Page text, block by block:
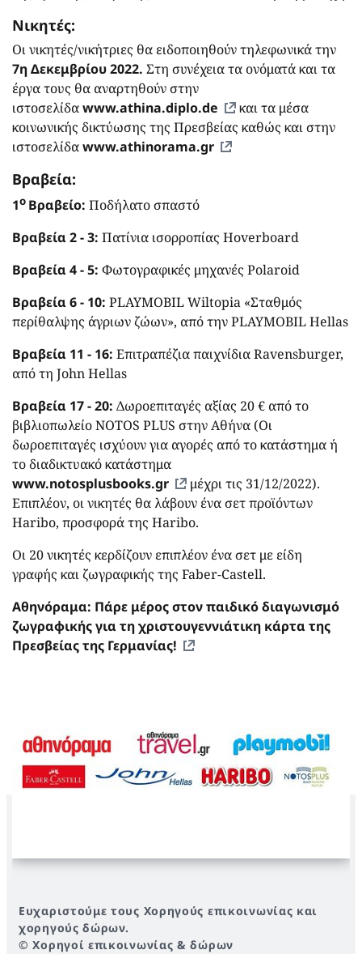
Νικητές:
Οι νικητές/νικήτριες θα ειδοποιηθούν τηλεφωνικά την
7η Δεκεμβρίου 2022. Στη συνέχεια τα ονόματά και τα
έργα τους θα αναρτηθούν στην
ιστοσελίδαwww.athina.diplo.de
και τα μέσα
κοινωνικής δικτύωσης της Πρεσβείας καθώς και στην
ιστοσελίδαwww.athinorama.gr
Βραβεία:
1ο Βραβείο: Ποδήλατο σπαστό
Βραβεία 2 - 3: Πατίνια ισορροπίας Hoverboard
Βραβεία 4 - 5: Φωτογραφικές μηχανές Polaroid
Βραβεία 6 - 10: PLAYMOBIL Wiltopia «Σταθμός
περίθαλψης άγριων ζώων», από την PLAYMOBIL Hellas
Βραβεία 11 - 16: Επιτραπέζια παιχνίδια Ravensburger,
από τη John Hellas
Βραβεία 17 - 20: Δωροεπιταγές αξίας 20 € από το
βιβλιοπωλείο NOTOS PLUS στην Αθήνα (Οι
δωροεπιταγές ισχύουν για αγορές από το κατάστημα ή
το διαδικτυακό κατάστημα
www.notosplusbooks.gr
μέχρι τις 31/12/2022).
Επιπλέον, οι νικητές θα λάβουν ένα σετ προϊόντων
Haribo, προσφορά της Haribo.
Οι 20 νικητές κερδίζουν επιπλέον ένα σετ με είδη
γραφής και ζωγραφικής της Faber-Castell.
Aθηνόραμα: Πάρε μέρος στον παιδικό διαγωνισμό
ζωγραφικής για τη χριστουγεννιάτικη κάρτα της
Πρεσβείας της Γερμανίας!
Ευχαριστούμε τους Χορηγούς επικοινωνίας και
χορηγούς δώρων.
© Χορηγοί επικοινωνίας & δώρων